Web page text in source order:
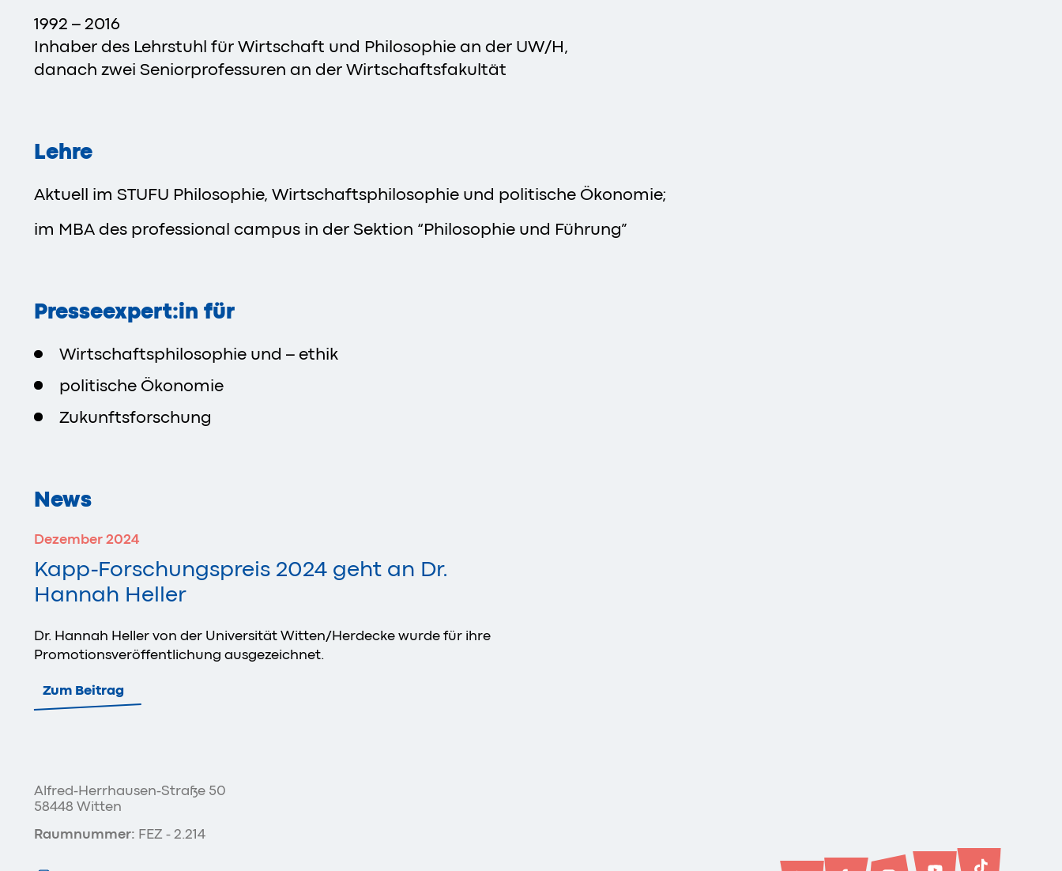
1992 – 2016
Inhaber des Lehrstuhl für Wirtschaft und Philosophie an der UW/H,
danach zwei Seniorprofessuren an der Wirtschaftsfakultät
Lehre
Aktuell im STUFU Philosophie, Wirtschaftsphilosophie und politische Ökonomie;
im MBA des professional campus in der Sektion “Philosophie und Führung”
Presseexpert:in für
Wirtschaftsphilosophie und – ethik
politische Ökonomie
Zukunftsforschung
News
Dezember 2024
Kapp-Forschungspreis 2024 geht an Dr.
Hannah Heller
Dr. Hannah Heller von der Universität Witten/Herdecke wurde für ihre
Promotionsveröffentlichung ausgezeichnet.
Zum Beitrag
Alfred-Herrhausen-Straße 50
58448 Witten
Raumnummer: FEZ - 2.214